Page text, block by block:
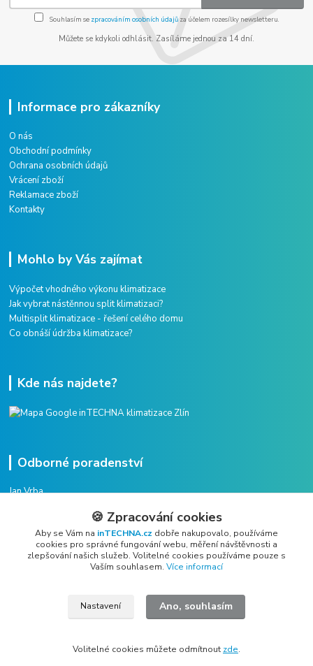
Souhlasím se zpracováním osobních údajůza účelem rozesílky newsletteru.
Můžete se kdykoli odhlásit. Zasíláme jednou za 14 dní.
Informace pro zákazníky
O nás
Obchodní podmínky
Ochrana osobních údajů
Vrácení zboží
Reklamace zboží
Kontakty
Mohlo by Vás zajímat
Výpočet vhodného výkonu klimatizace
Jak vybrat nástěnnou split klimatizaci?
Multisplit klimatizace - řešení celého domu
Co obnáší údržba klimatizace?
Kde nás najdete?
Odborné poradenství
Jan Vrba
vrba@intechna.cz
All rights reserved Copyright © 2019 - 2026 inTECHNA s.r.o.
🍪 Zpracování cookies
Aby se Vám na inTECHNA.cz dobře nakupovalo, používáme
cookies pro správné fungování webu, měření návštěvnosti a
zlepšování našich služeb. Volitelné cookies používáme pouze s
Vaším souhlasem. Více informací
Nastavení Ano, souhlasím
Volitelné cookies můžete odmítnout zde.